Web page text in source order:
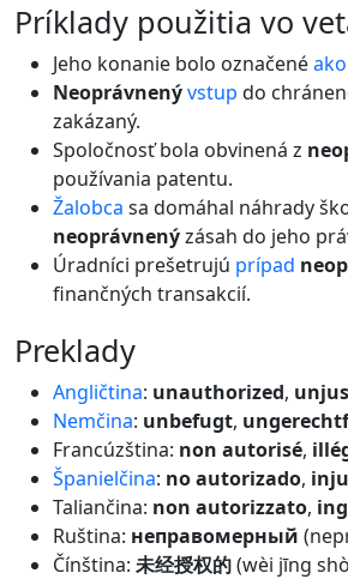
príklady použitia vo
Jeho konanie bolo označenéako
Neoprávnenývstup do
zakázaný.
Spoločnosť bola obvinená z
používania patentu.
Žalobca sa domáhal náhrady
neoprávnenýzásah do jeho
Úradníci prešetrujú prípad
finančných transakcií.
preklady
Angličtina: unauthorized,
Nemčina: unbefugt,
Francúzština: non autorisé,
Španielčina: no autorizado,
Taliančina: non autorizzato,
Ruština: неправомерный
Čínština: 未经授权的(wèi jīng